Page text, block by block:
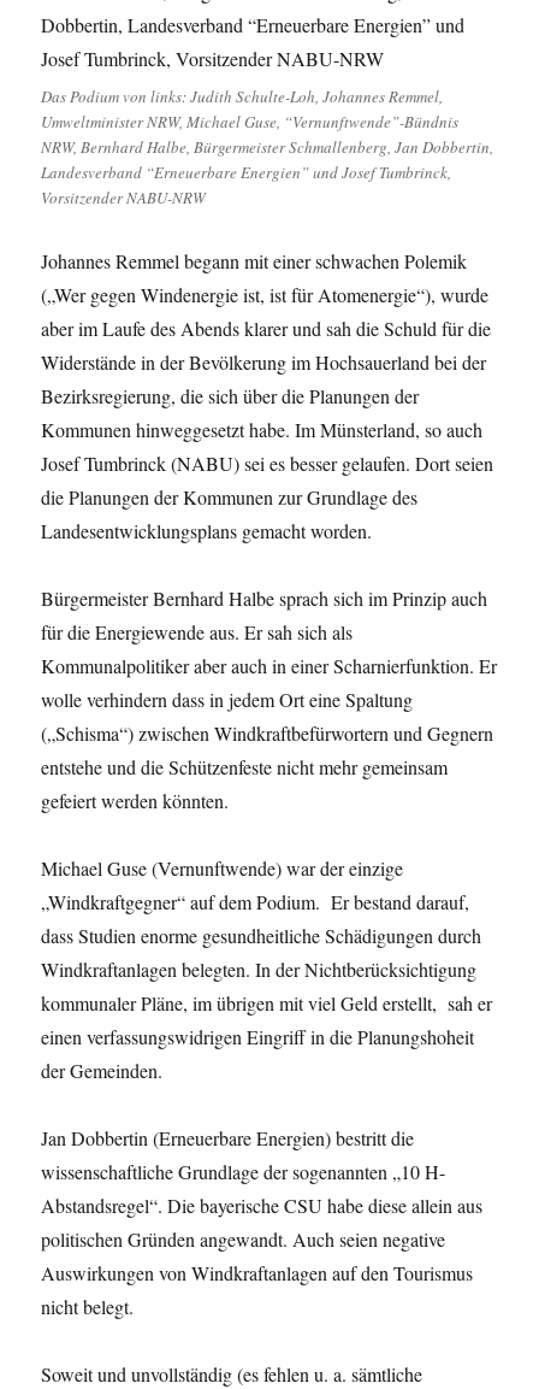
Das Podium von links: Judith Schulte-Loh, Johannes Remmel,
Umweltminister NRW, Michael Guse, “Vernunftwende”-Bündnis
NRW, Bernhard Halbe, Bürgermeister Schmallenberg, Jan Dobbertin,
Landesverband “Erneuerbare Energien” und Josef Tumbrinck,
Vorsitzender NABU-NRW
Johannes Remmel begann mit einer schwachen Polemik
(„Wer gegen Windenergie ist, ist für Atomenergie“), wurde
aber im Laufe des Abends klarer und sah die Schuld für die
Widerstände in der Bevölkerung im Hochsauerland bei der
Bezirksregierung, die sich über die Planungen der
Kommunen hinweggesetzt habe. Im Münsterland, so auch
Josef Tumbrinck (NABU) sei es besser gelaufen. Dort seien
die Planungen der Kommunen zur Grundlage des
Landesentwicklungsplans gemacht worden.
Bürgermeister Bernhard Halbe sprach sich im Prinzip auch
für die Energiewende aus. Er sah sich als
Kommunalpolitiker aber auch in einer Scharnierfunktion. Er
wolle verhindern dass in jedem Ort eine Spaltung
(„Schisma“) zwischen Windkraftbefürwortern und Gegnern
entstehe und die Schützenfeste nicht mehr gemeinsam
gefeiert werden könnten.
Michael Guse (Vernunftwende) war der einzige
„Windkraftgegner“ auf dem Podium. Er bestand darauf,
dass Studien enorme gesundheitliche Schädigungen durch
Windkraftanlagen belegten. In der Nichtberücksichtigung
kommunaler Pläne, im übrigen mit viel Geld erstellt, sah er
einen verfassungswidrigen Eingriff in die Planungshoheit
der Gemeinden.
Jan Dobbertin (Erneuerbare Energien) bestritt die
wissenschaftliche Grundlage der sogenannten „10 H-
Abstandsregel“. Die bayerische CSU habe diese allein aus
politischen Gründen angewandt. Auch seien negative
Auswirkungen von Windkraftanlagen auf den Tourismus
nicht belegt.
Soweit und unvollständig (es fehlen u. a. sämtliche